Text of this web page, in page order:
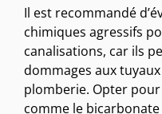
Il est recommandé
chimiques agressifs
canalisations, car ils
dommages aux
plomberie. Opter
comme le